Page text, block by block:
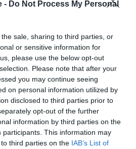
- Do Not Process My Personal
sale, sharing to third parties, or
or sensitive information for
please use the below opt-out
Please note that after your
you may continue seeing
on personal information utilized by
disclosed to third parties prior to
opt-out of the further
information by third parties on the
participants. This information may
third parties on the IAB’s List of